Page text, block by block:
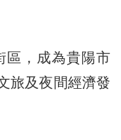
，成為貴陽市
旅及夜間經濟發